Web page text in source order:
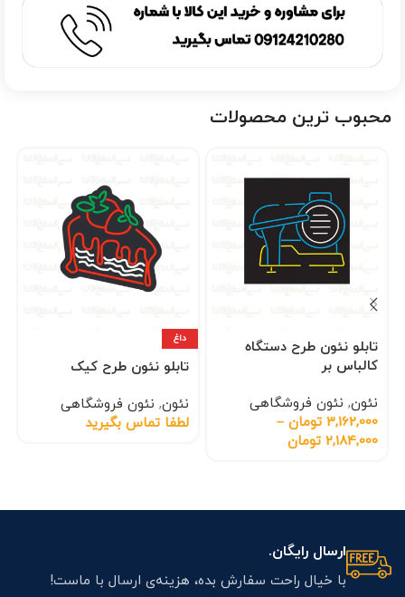
محبوب ترین محصولات
تابلو نئون طرح دستگاه
کالباس بر
نئون, نئون فروشگاهی
3,162,000 تومان –
2,184,000 تومان
داغ
تابلو نئون طرح کیک
نئون, نئون فروشگاهی
لطفا تماس بگیرید
ارسال رایگان.
با خیال راحت سفارش بده، هزینه‌ی ارسال با ماست!